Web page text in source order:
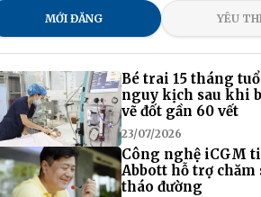
MỚI ĐĂNG YÊU
Bé trai 15 tháng
nguy kịch sau khi
vẽ đốt gần 60 vết
23/07/2026
Công nghệ iCGM
Abbott hỗ trợ chăm
tháo đường